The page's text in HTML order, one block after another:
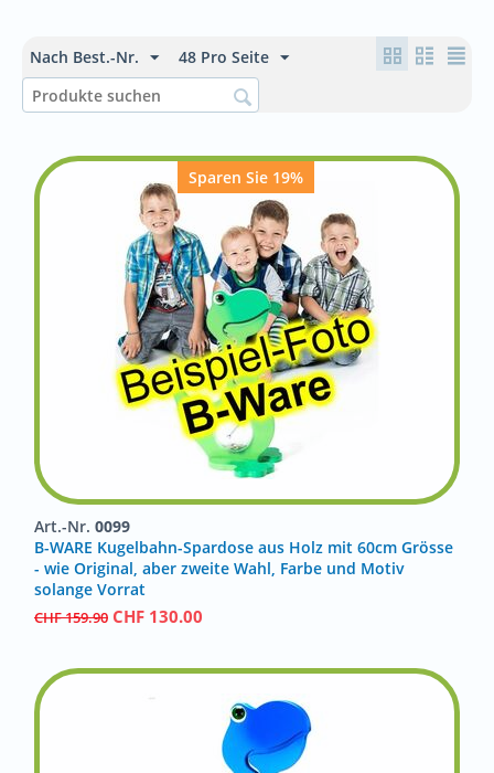
Nach Best.-Nr. 48 Pro Seite
Sparen Sie 19%
Art.-Nr. 0099
B-WARE Kugelbahn-Spardose aus Holz mit 60cm Grösse
- wie Original, aber zweite Wahl, Farbe und Motiv
solange Vorrat
CHF159.90 CHF 130.00